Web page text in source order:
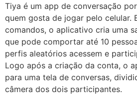
Tiya é um app de conversação
quem gosta de jogar pelo celular.
comandos, o aplicativo cria uma
que pode comportar até 10
perfis aleatórios acessem e
Logo após a criação da conta, o
para uma tela de conversas,
câmera dos dois participantes.